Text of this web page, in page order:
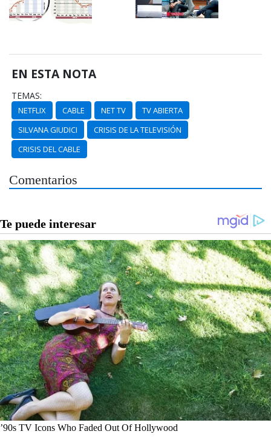
EN ESTA NOTA
TEMAS:
NETFLIX CABLE NET TV
TV ABIERTA
SILVANA GIUDICI
CRISIS DE LA TELEVISIÓN
CRISIS DEL CABLE
Comentarios